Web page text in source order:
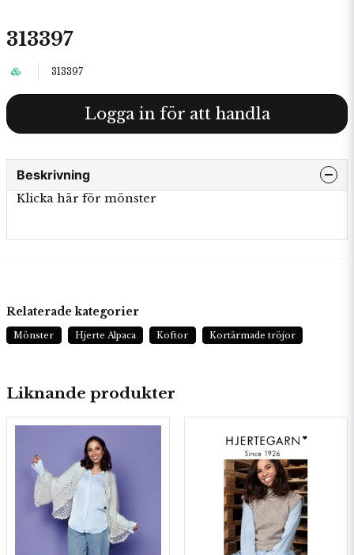
313397
313397
Logga in för att handla
Beskrivning
Klicka här för mönster
Liknande produkter
Relaterade kategorier
Mönster Hjerte Alpaca Koftor Kortärmade tröjor